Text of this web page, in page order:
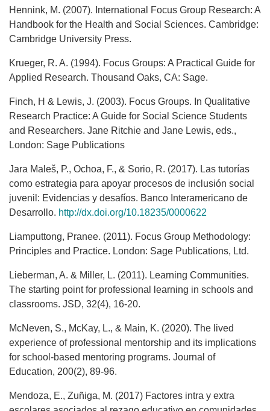
Hennink, M. (2007). International Focus Group Research: A
Handbook for the Health and Social Sciences. Cambridge:
Cambridge University Press.
Krueger, R. A. (1994). Focus Groups: A Practical Guide for
Applied Research. Thousand Oaks, CA: Sage.
Finch, H & Lewis, J. (2003). Focus Groups. In Qualitative
Research Practice: A Guide for Social Science Students
and Researchers. Jane Ritchie and Jane Lewis, eds.,
London: Sage Publications
Jara Maleš, P., Ochoa, F., & Sorio, R. (2017). Las tutorías
como estrategia para apoyar procesos de inclusión social
juvenil: Evidencias y desafíos. Banco Interamericano de
Desarrollo. http://dx.doi.org/10.18235/0000622
Liamputtong, Pranee. (2011). Focus Group Methodology:
Principles and Practice. London: Sage Publications, Ltd.
Lieberman, A. & Miller, L. (2011). Learning Communities.
The starting point for professional learning in schools and
classrooms. JSD, 32(4), 16-20.
McNeven, S., McKay, L., & Main, K. (2020). The lived
experience of professional mentorship and its implications
for school-based mentoring programs. Journal of
Education, 200(2), 89-96.
Mendoza, E., Zuñiga, M. (2017) Factores intra y extra